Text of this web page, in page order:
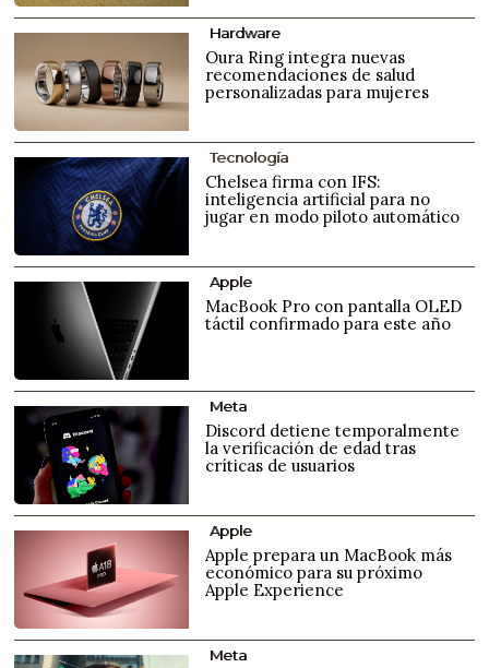
Hardware
Oura Ring integra nuevas
recomendaciones de salud
personalizadas para mujeres
Tecnología
Chelsea firma con IFS:
inteligencia artificial para no
jugar en modo piloto automático
Apple
MacBook Pro con pantalla OLED
táctil confirmado para este año
Meta
Discord detiene temporalmente
la verificación de edad tras
críticas de usuarios
Apple
Apple prepara un MacBook más
económico para su próximo
Apple Experience
Meta